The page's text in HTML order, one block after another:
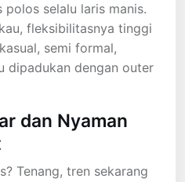
selalu laris manis.
fleksibilitasnya tinggi
semi formal,
dipadukan dengan outer
dan Nyaman
Tenang, tren sekarang